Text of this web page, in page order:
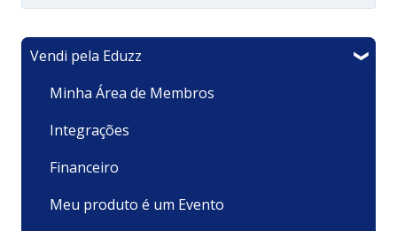
Vendi pela Eduzz
Minha Área de Membros
Integrações
Financeiro
Meu produto é um Evento